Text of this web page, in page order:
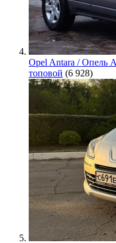
Opel Antara / Опель
топовой (6 928)